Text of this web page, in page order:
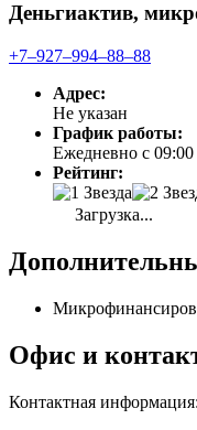
Деньгиактив,
+7‒927‒994‒88‒88
Адрес:
Не указан
График работы:
Ежедневно с 09:00
Рейтинг:
Загрузка...
Офис и
Контактная информация: